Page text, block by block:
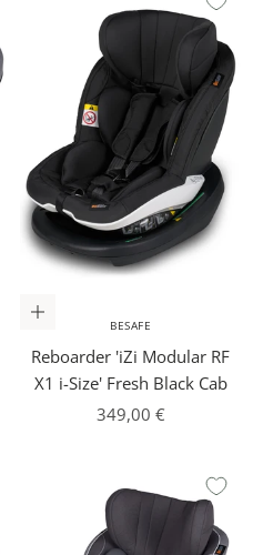
In den Warenkorb
BESAFE
Reboarder 'iZi Modular RF
X1 i-Size' Fresh Black Cab
Angebot
349,00 €